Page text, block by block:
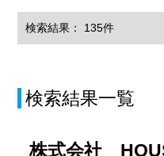
検索結果： 135件
検索結果一覧
株式会社